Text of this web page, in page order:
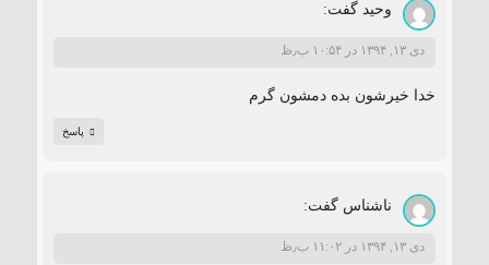
وحيد گفت:
دی ۱۳, ۱۳۹۴ در ۱۰:۵۴ ب٫ظ
خدا خیرشون بده دمشون گرم
پاسخ
ناشناس گفت:
دی ۱۳, ۱۳۹۴ در ۱۱:۰۲ ب٫ظ